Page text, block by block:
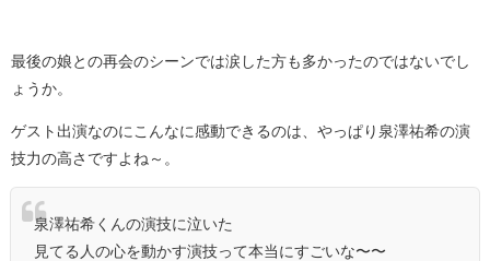
最後の娘との再会のシーンでは涙した方も多かったのではないでし
ょうか。
ゲスト出演なのにこんなに感動できるのは、やっぱり泉澤祐希の演
技力の高さですよね～。
泉澤祐希くんの演技に泣いた
見てる人の心を動かす演技って本当にすごいな〜〜